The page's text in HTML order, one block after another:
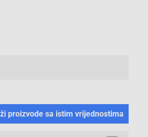
proizvode sa istim vrijednostima